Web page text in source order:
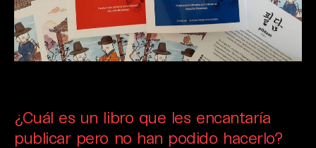
¿Cuál es un libro que les encantaría
publicar pero no han podido hacerlo?